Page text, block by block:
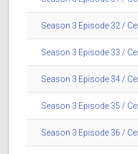
Season 3 Episode 32 /
Season 3 Episode 33 /
Season 3 Episode 34 /
Season 3 Episode 35 /
Season 3 Episode 36 /